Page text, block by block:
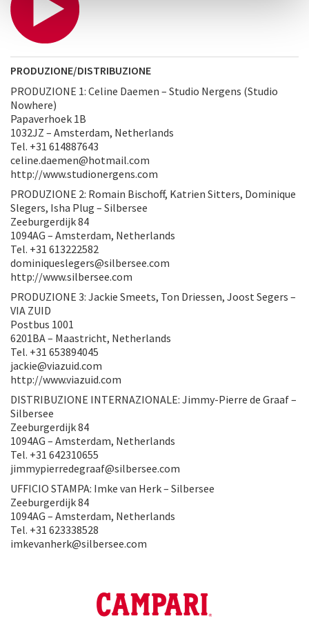
PRODUZIONE/DISTRIBUZIONE
PRODUZIONE 1: Celine Daemen – Studio Nergens (Studio
Nowhere)
Papaverhoek 1B
1032JZ – Amsterdam, Netherlands
Tel. +31 614887643
celine.daemen@hotmail.com
http://www.studionergens.com
PRODUZIONE 2: Romain Bischoff, Katrien Sitters, Dominique
Slegers, Isha Plug – Silbersee
Zeeburgerdijk 84
1094AG – Amsterdam, Netherlands
Tel. +31 613222582
dominiqueslegers@silbersee.com
http://www.silbersee.com
PRODUZIONE 3: Jackie Smeets, Ton Driessen, Joost Segers –
VIA ZUID
Postbus 1001
6201BA – Maastricht, Netherlands
Tel. +31 653894045
jackie@viazuid.com
http://www.viazuid.com
DISTRIBUZIONE INTERNAZIONALE: Jimmy-Pierre de Graaf –
Silbersee
Zeeburgerdijk 84
1094AG – Amsterdam, Netherlands
Tel. +31 642310655
jimmypierredegraaf@silbersee.com
UFFICIO STAMPA: Imke van Herk – Silbersee
Zeeburgerdijk 84
1094AG – Amsterdam, Netherlands
Tel. +31 623338528
imkevanherk@silbersee.com